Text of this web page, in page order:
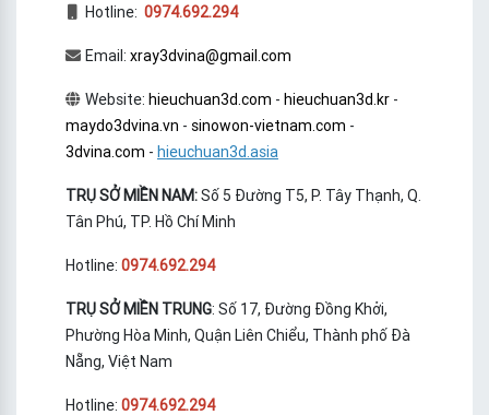
Hotline: 0974.692.294
Email: xray3dvina@gmail.com
Website: hieuchuan3d.com - hieuchuan3d.kr-
maydo3dvina.vn - sinowon-vietnam.com -
3dvina.com - hieuchuan3d.asia
TRỤ SỞ MIỀN NAM:Số 5 Đường T5, P. Tây Thạnh, Q.
Tân Phú, TP. Hồ Chí Minh
Hotline: 0974.692.294
TRỤ SỞ MIỀN TRUNG: Số 17, Đường Đồng Khởi,
Phường Hòa Minh, Quận Liên Chiểu, Thành phố Đà
Nẵng, Việt Nam
Hotline: 0974.692.294